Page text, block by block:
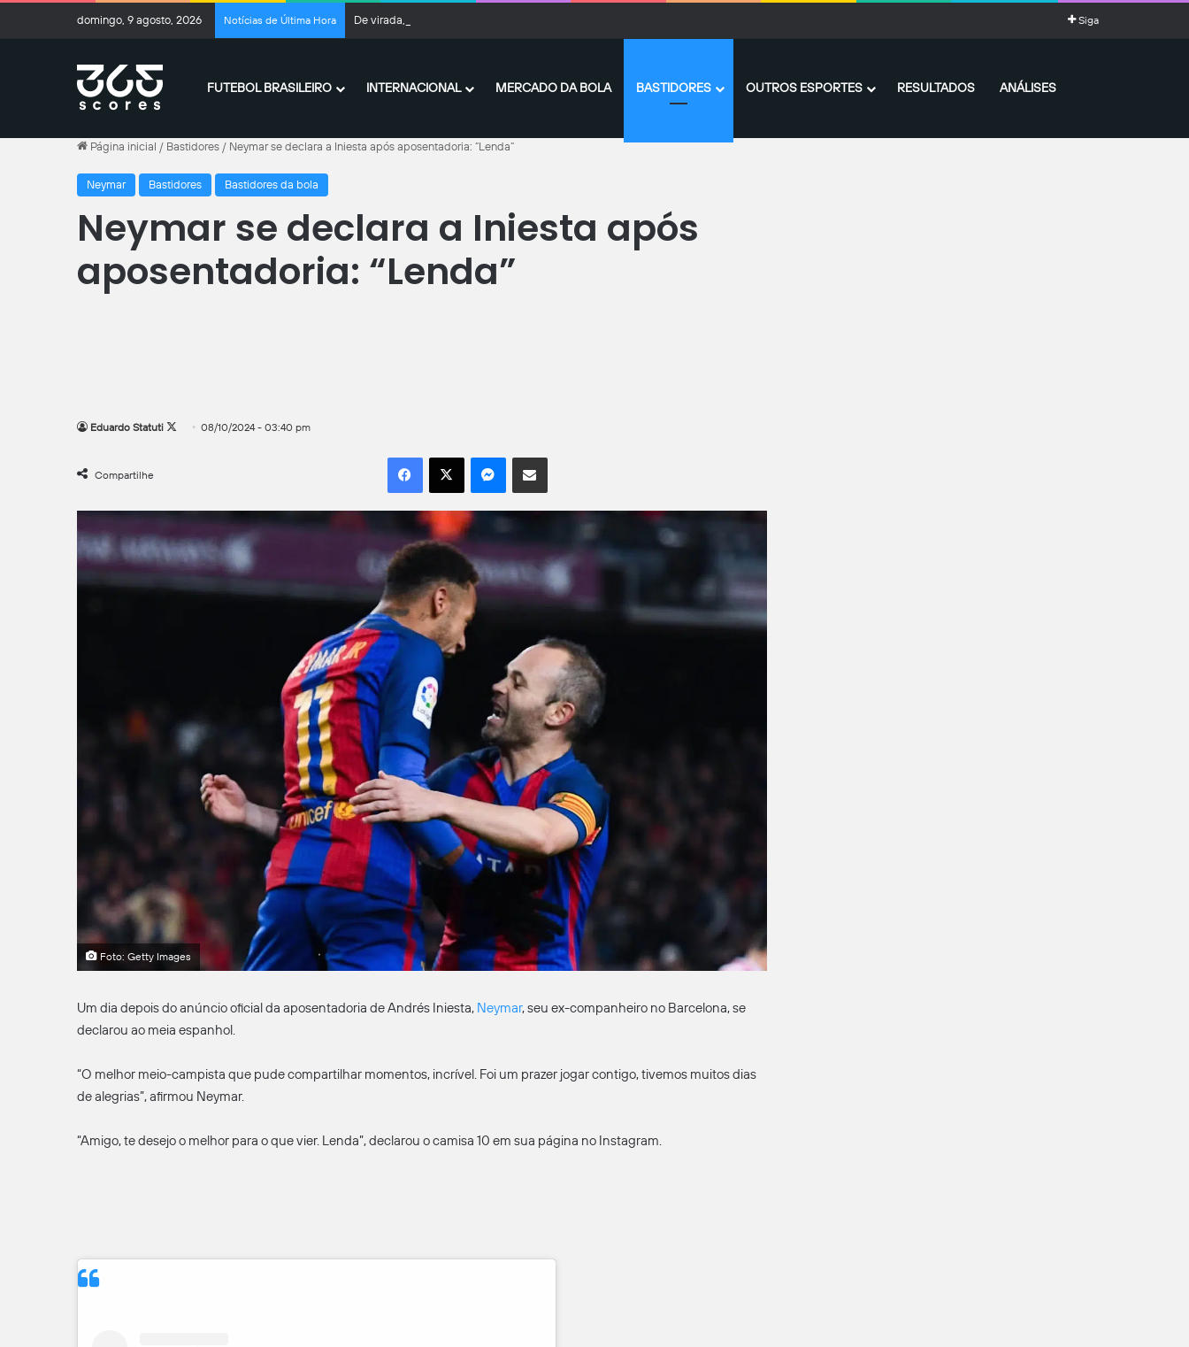
domingo, 9 agosto, 2026 Notícias de Última Hora De virada, Manchester City vence amistoso contra o Atlético de Madrid Siga
FUTEBOL BRASILEIRO INTERNACIONAL MERCADO DA BOLA BASTIDORES OUTROS ESPORTES RESULTADOS ANÁLISES
Página inicial / Bastidores / Neymar se declara a Iniesta após aposentadoria: “Lenda”
Neymar Bastidores Bastidores da bola
Neymar se declara a Iniesta após
aposentadoria: “Lenda”
Eduardo Statuti
Follow08/10/2024 - 03:40 pm
Compartilhe
Facebook
X MessengerCompartilhar por e-mail
Foto: Getty Images
Um dia depois do anúncio oficial da aposentadoria de Andrés Iniesta, Neymar, seu ex-companheiro no Barcelona, se
declarou ao meia espanhol.
“O melhor meio-campista que pude compartilhar momentos, incrível. Foi um prazer jogar contigo, tivemos muitos dias
de alegrias”, afirmou Neymar.
“Amigo, te desejo o melhor para o que vier. Lenda”, declarou o camisa 10 em sua página no Instagram.